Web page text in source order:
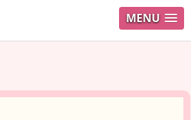
MENU ログイ